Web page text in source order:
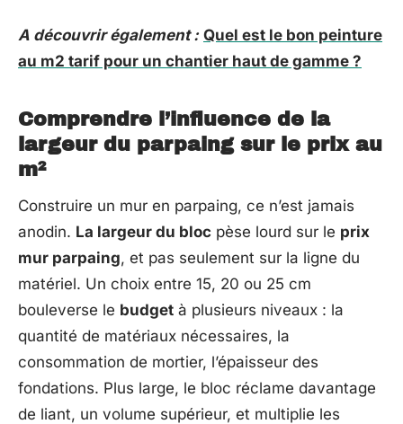
A découvrir également : Quel est le bon peinture
au m2 tarif pour un chantier haut de gamme ?
Comprendre l’influence de la
largeur du parpaing sur le prix au
m²
Construire un mur en parpaing, ce n’est jamais
anodin. La largeur du bloc pèse lourd sur le prix
mur parpaing, et pas seulement sur la ligne du
matériel. Un choix entre 15, 20 ou 25 cm
bouleverse le budget à plusieurs niveaux : la
quantité de matériaux nécessaires, la
consommation de mortier, l’épaisseur des
fondations. Plus large, le bloc réclame davantage
de liant, un volume supérieur, et multiplie les